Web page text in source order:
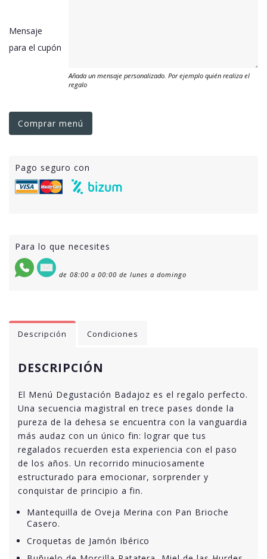
Mensaje
para el cupón
Añada un mensaje personalizado. Por ejemplo quién realiza el
regalo
Comprar menú
Pago seguro con
Para lo que necesites
de 08:00 a 00:00 de lunes a domingo
Descripción Condiciones
DESCRIPCIÓN
El Menú Degustación Badajoz es el regalo perfecto.
Una secuencia magistral en trece pases donde la
pureza de la dehesa se encuentra con la vanguardia
más audaz con un único fin: lograr que tus
regalados recuerden esta experiencia con el paso
de los años. Un recorrido minuciosamente
estructurado para emocionar, sorprender y
conquistar de principio a fin.
Mantequilla de Oveja Merina con Pan Brioche
Casero.
Croquetas de Jamón Ibérico